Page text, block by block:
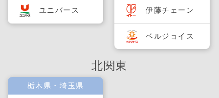
ユニバース 伊藤チェーン
ベルジョイス
北関東
栃木県・埼玉県